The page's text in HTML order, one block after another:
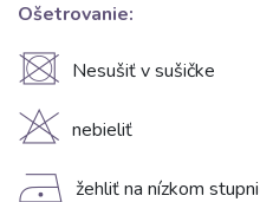
Ošetrovanie:
U Nesušiť v sušičke
H nebieliť
žehliť na nízkom